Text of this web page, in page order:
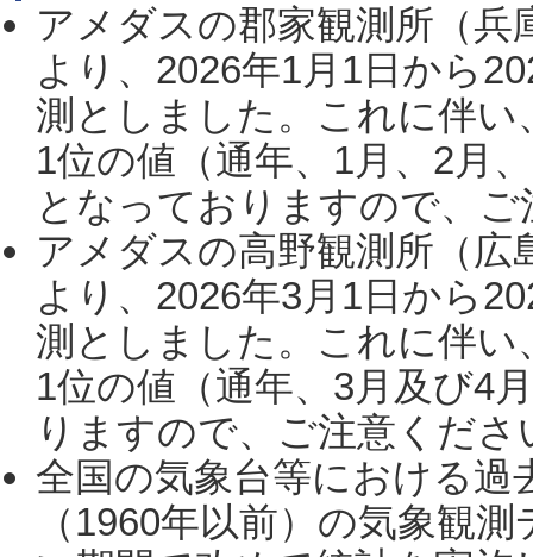
アメダスの郡家観測所（
より、2026年1月1日から
測としました。これに伴い
1位の値（通年、1月、2月
となっておりますので、
アメダスの高野観測所（
より、2026年3月1日から
測としました。これに伴い
1位の値（通年、3月及び4
りますので、ご注意くだ
全国の気象台等における過
（1960年以前）の気象観